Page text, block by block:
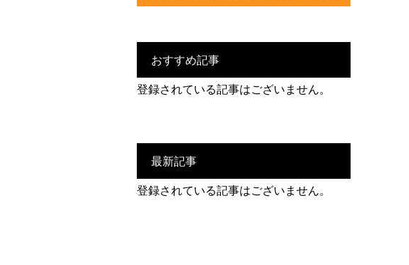
おすすめ記事
登録されている記事はございません。
最新記事
登録されている記事はございません。